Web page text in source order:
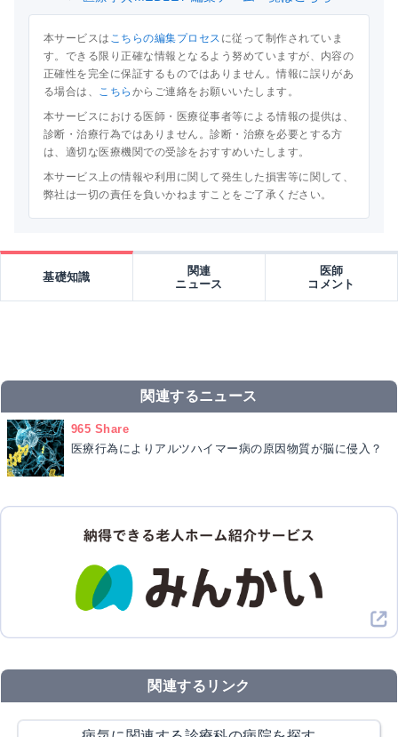
本サービスは こちらの編集プロセス に従って制作されていま
す。できる限り正確な情報となるよう努めていますが、内容の
正確性を完全に保証するものではありません。情報に誤りがあ
る場合は、
こちら からご連絡をお願いいたします。
本サービスにおける医師・医療従事者等による情報の提供は、
診断・治療行為ではありません。診断・治療を必要とする方
は、適切な医療機関での受診をおすすめいたします。
本サービス上の情報や利用に関して発生した損害等に関して、
弊社は一切の責任を負いかねますことをご了承ください。
基礎知識
関連
ニュース
医師
コメント
関連するニュース
965 Share
医療行為によりアルツハイマー病の原因物質が脳に侵入？
関連するリンク